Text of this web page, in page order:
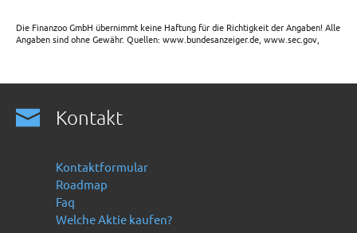
Die Finanzoo GmbH übernimmt keine Haftung für die Richtigkeit der Angaben! Alle
Angaben sind ohne Gewähr. Quellen: www.bundesanzeiger.de, www.sec.gov,
Kontakt
Kontaktformular
Roadmap
Faq
Welche Aktie kaufen?